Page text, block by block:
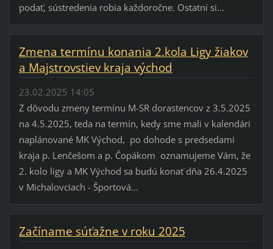
podať, sústredenia robia každoročne. Ostatní si...
Zmena termínu konania 2.kola Ligy žiakov
a Majstrovstiev kraja východ
23.02.2025 14:05
Z dôvodu zmeny termínu M-SR dorastencov z 3.5.2025
na 4.5.2025, teda na termín, kedy sme mali v kalendári
naplánované MK Východ, po dohode s predsedami
kraja p. Lenčešom a p. Čopákom oznamujeme Vám, že
2. kolo ligy a MK Východ sa budú konať dňa 26.4.2025
v Michalovciach - Športová...
Začíname súťažne v roku 2025